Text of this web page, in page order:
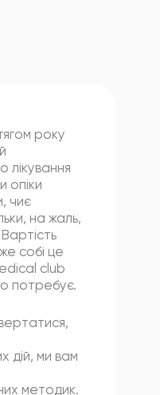
року
лікування
опіки
чиє
на жаль,
собі це
club
потребує.
дій, ми вам
методик.